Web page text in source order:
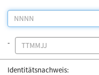
-
Identitätsnachweis: